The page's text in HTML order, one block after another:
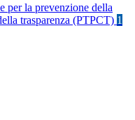
per la prevenzione della
trasparenza (PTPCT) 1